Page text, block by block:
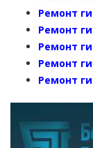
Ремонт
Ремонт
Ремонт
Ремонт
Ремонт